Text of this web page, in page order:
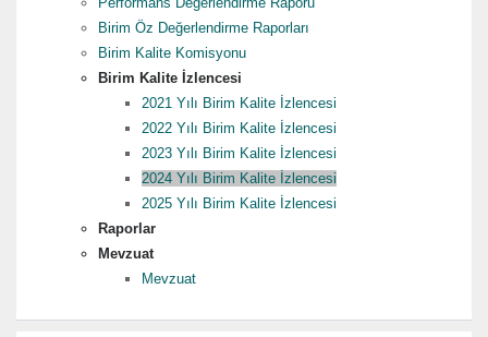
Birim Öz Değerlendirme Raporları
Birim Kalite Komisyonu
Birim Kalite İzlencesi
2021 Yılı Birim Kalite İzlencesi
2022 Yılı Birim Kalite İzlencesi
2023 Yılı Birim Kalite İzlencesi
2024 Yılı Birim Kalite İzlencesi
2025 Yılı Birim Kalite İzlencesi
Raporlar
Mevzuat
Mevzuat